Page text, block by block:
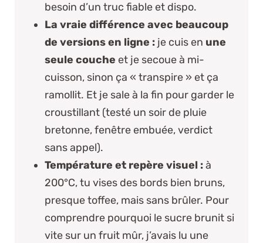
besoin d’un truc fiable et dispo.
La vraie différence avec beaucoup
de versions en ligne : je cuis en une
seule couche et je secoue à mi-
cuisson, sinon ça « transpire » et ça
ramollit. Et je saleà la fin pour garder le
croustillant (testé un soir de pluie
bretonne, fenêtre embuée, verdict
sans appel).
Température et repère visuel :à
200°C, tu vises des bords bien bruns,
presque toffee, mais sans brûler. Pour
comprendre pourquoi le sucre brunit si
vite sur un fruit mûr, j’avais lu une